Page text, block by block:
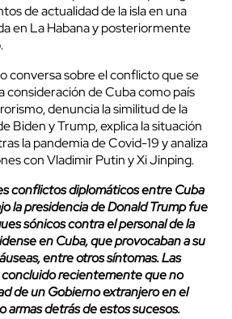
de actualidad de la isla en una
en La Habana y posteriormente
conversa sobre el conflicto que se
consideración de Cuba como país
denuncia la similitud de la
Biden y Trump, explica la situación
la pandemia de Covid-19 y analiza
con Vladimir Putin y Xi Jinping.
conflictos diplomáticos entre Cuba
la presidencia de Donald Trump fue
sónicos contra el personal de la
en Cuba, que provocaban a su
entre otros síntomas. Las
recientemente que no
de un Gobierno extranjero en el
armas detrás de estos sucesos.